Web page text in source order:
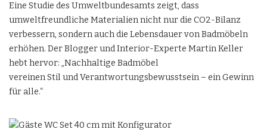
Eine Studie des Umweltbundesamts zeigt, dass
umweltfreundliche Materialien nicht nur die CO2-Bilanz
verbessern, sondern auch die Lebensdauer von Badmöbeln
erhöhen. Der Blogger und Interior-Experte Martin Keller
hebt hervor: „Nachhaltige Badmöbel
vereinen Stil und Verantwortungsbewusstsein – ein Gewinn
für alle.“